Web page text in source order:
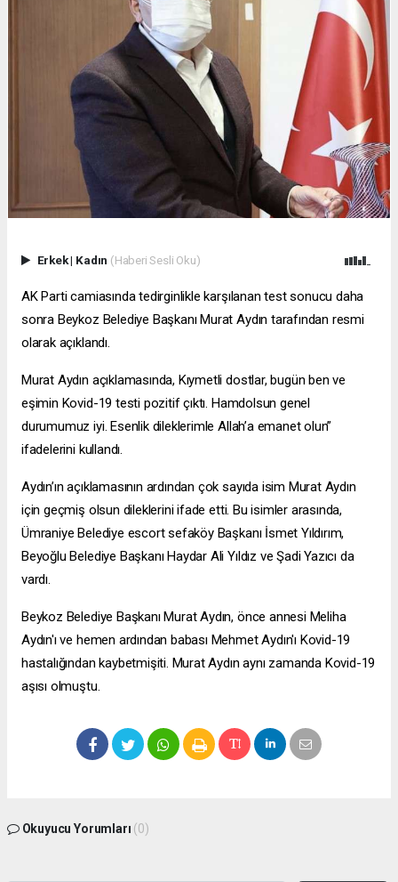
Erkek| Kadın (Haberi Sesli Oku)
AK Parti camiasında tedirginlikle karşılanan test sonucu daha
sonra Beykoz Belediye Başkanı Murat Aydın tarafından resmi
olarak açıklandı.
Murat Aydın açıklamasında, Kıymetli dostlar, bugün ben ve
eşimin Kovid-19 testi pozitif çıktı. Hamdolsun genel
durumumuz iyi. Esenlik dileklerimle Allah’a emanet olun”
ifadelerini kullandı.
Aydın’ın açıklamasının ardından çok sayıda isim Murat Aydın
için geçmiş olsun dileklerini ifade etti. Bu isimler arasında,
Ümraniye Belediye escort sefaköyBaşkanı İsmet Yıldırım,
Beyoğlu Belediye Başkanı Haydar Ali Yıldız ve Şadi Yazıcı da
vardı.
Beykoz Belediye Başkanı Murat Aydın, önce annesi Meliha
Aydın'ı ve hemen ardından babası Mehmet Aydın'ı Kovid-19
hastalığından kaybetmişiti. Murat Aydın aynı zamanda Kovid-19
aşısı olmuştu.
Okuyucu Yorumları (0)